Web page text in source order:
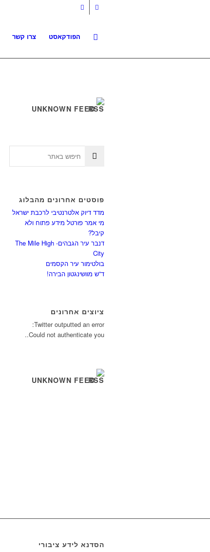
צרו קשר הפודקאסט
UNKNOWN FEED
פוסטים אחרונים מהבלוג
מדד דיוק אלטרנטיבי לרכבת ישראל
מי אמר פורטל מידע פתוח ולא
קיבל?
דנבר עיר הגבהים- The Mile High
City
בולטימור עיר הקסמים
ד”ש מוושינגטון הבירה!
ציוצים אחרונים
Twitter outputted an error:
Could not authenticate you..
UNKNOWN FEED
הסדנא לידע ציבורי